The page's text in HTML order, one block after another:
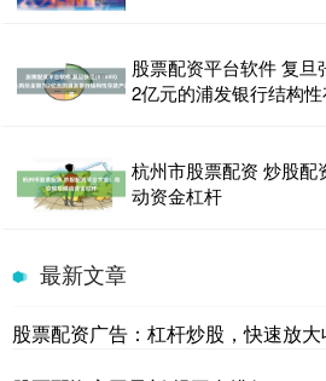
股票配资平台软件 复旦
2亿元的浦发银行结构
杭州市股票配资 炒股配
动资金杠杆
最新文章
股票配资广告：杠杆炒股，快速放大